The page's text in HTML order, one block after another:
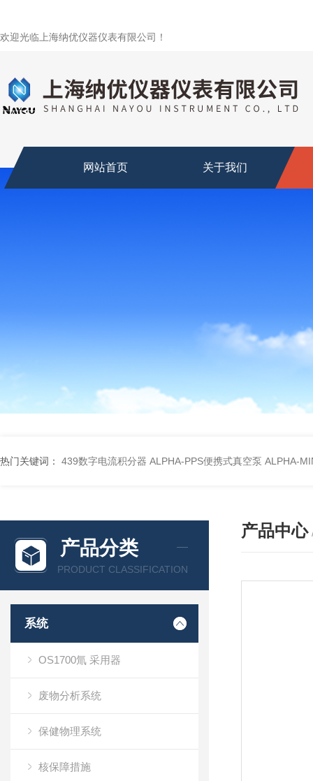
欢迎光临上海纳优仪器仪表有限公司！
网站首页 关于我们
热门关键词： 439数字电流积分器 ALPHA-PPS便携式真空泵 ALPHA-
产品分类
PRODUCT CLASSIFICATION
系统
OS1700氚 采用器
废物分析系统
保健物理系统
核保障措施
产品中心